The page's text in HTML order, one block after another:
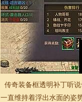
传奇装备框透明补丁听
一直维持着浮出水面的姿